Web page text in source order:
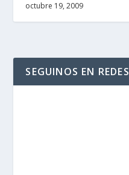
octubre 19, 2009
SEGUINOS EN REDES